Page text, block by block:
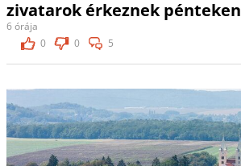
zivatarok érkeznek pénteken
6 órája
0
0 5